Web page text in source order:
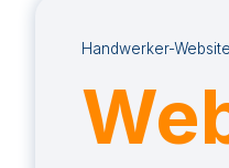
Handwerker-